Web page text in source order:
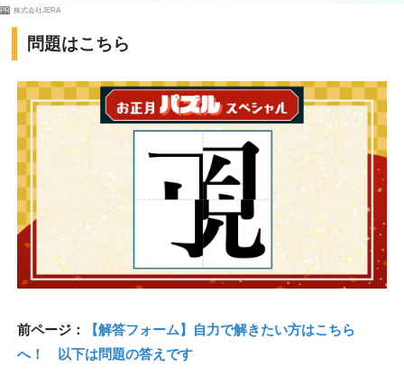
PR 株式会社JERA
問題はこちら
前ページ：
【解答フォーム】自力で解きたい方はこちら
へ！ 以下は問題の答えです